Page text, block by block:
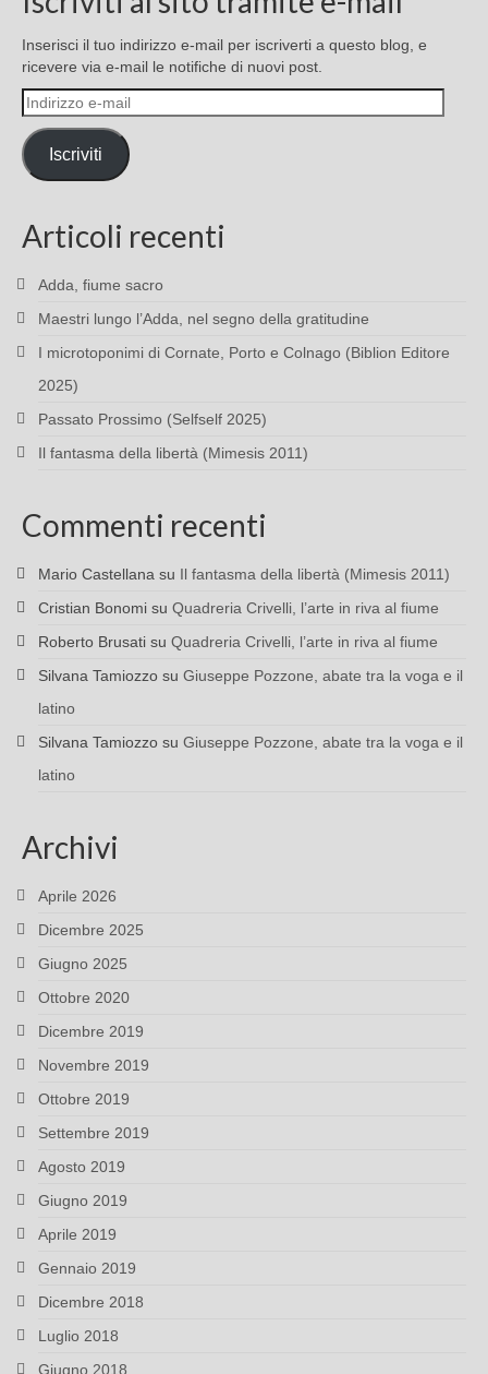
Inserisci il tuo indirizzo e-mail per iscriverti a questo blog, e
ricevere via e-mail le notifiche di nuovi post.
Indirizzo
e-
mail
Iscriviti
Articoli recenti
Adda, fiume sacro
Maestri lungo l’Adda, nel segno della gratitudine
I microtoponimi di Cornate, Porto e Colnago (Biblion Editore
2025)
Passato Prossimo (Selfself 2025)
Il fantasma della libertà (Mimesis 2011)
Commenti recenti
Mario Castellana su Il fantasma della libertà (Mimesis 2011)
Cristian Bonomi su Quadreria Crivelli, l’arte in riva al fiume
Roberto Brusati su Quadreria Crivelli, l’arte in riva al fiume
Silvana Tamiozzo su Giuseppe Pozzone, abate tra la voga e il
latino
Silvana Tamiozzo su Giuseppe Pozzone, abate tra la voga e il
latino
Archivi
Aprile 2026
Dicembre 2025
Giugno 2025
Ottobre 2020
Dicembre 2019
Novembre 2019
Ottobre 2019
Settembre 2019
Agosto 2019
Giugno 2019
Aprile 2019
Gennaio 2019
Dicembre 2018
Luglio 2018
Giugno 2018